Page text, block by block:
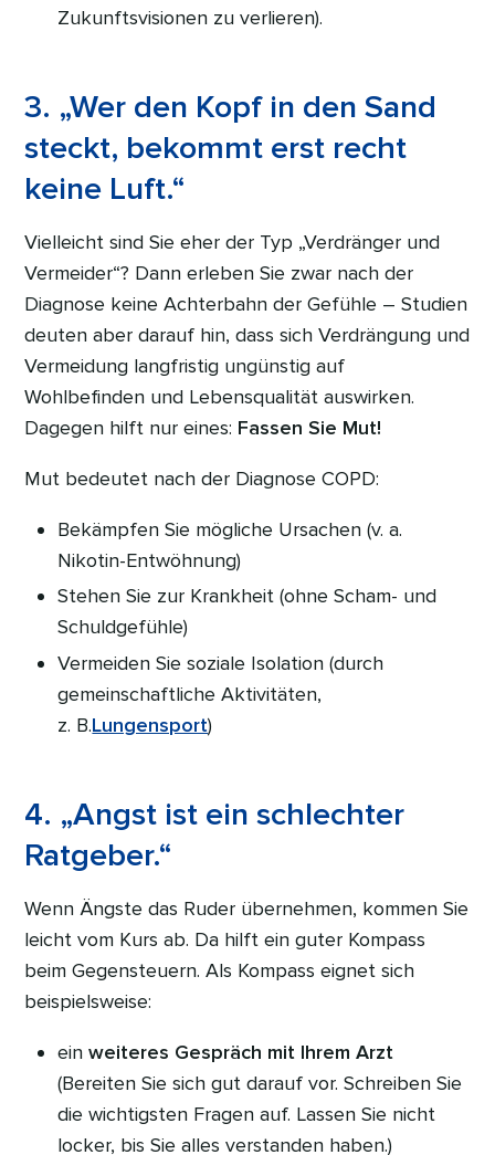
Zukunftsvisionen zu verlieren).
3. „Wer den Kopf in den Sand
steckt, bekommt erst recht
keine Luft.“
Vielleicht sind Sie eher der Typ „Verdränger und
Vermeider“? Dann erleben Sie zwar nach der
Diagnose keine Achterbahn der Gefühle – Studien
deuten aber darauf hin, dass sich Verdrängung und
Vermeidung langfristig ungünstig auf
Wohlbefinden und Lebensqualität auswirken.
Dagegen hilft nur eines: Fassen Sie Mut!
Mut bedeutet nach der Diagnose COPD:
Bekämpfen Sie mögliche Ursachen (v. a.
Nikotin-Entwöhnung)
Stehen Sie zur Krankheit (ohne Scham- und
Schuldgefühle)
Vermeiden Sie soziale Isolation (durch
gemeinschaftliche Aktivitäten,
z. B.Lungensport)
4. „Angst ist ein schlechter
Ratgeber.“
Wenn Ängste das Ruder übernehmen, kommen Sie
leicht vom Kurs ab. Da hilft ein guter Kompass
beim Gegensteuern. Als Kompass eignet sich
beispielsweise:
einweiteres Gespräch mit Ihrem Arzt
(Bereiten Sie sich gut darauf vor. Schreiben Sie
die wichtigsten Fragen auf. Lassen Sie nicht
locker, bis Sie alles verstanden haben.)